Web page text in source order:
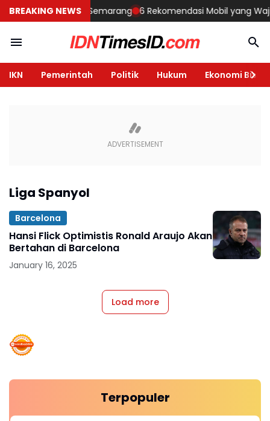
BREAKING NEWS
Rumah di Semarang 6 Rekomendasi Mobil yang
IKN Pemerintah Politik Hukum Ekonomi Bisnis
Liga Spanyol
Barcelona
Hansi Flick Optimistis Ronald Araujo Akan
Bertahan di Barcelona
January 16, 2025
Load more
Terpopuler